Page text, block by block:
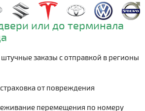
или до терминала
заказы с отправкой в регионы
от повреждения
перемещения по номеру